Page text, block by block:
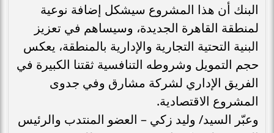
البنك أن هذا المشروع سيشكل إضافة نوعية
لمنطقة القاهرة الجديدة، وسيساهم في تعزيز
البنية التحتية التجارية والإدارية بالمنطقة، يعكس
حجم التمويل وشروطه التنافسية ثقتنا الكبيرة في
الفريق الإداري لشركة مشارق وفي جدوى
المشروع الاقتصادية.
وعبّر السيد/ وليد زكي – العضو المنتدب والرئيس